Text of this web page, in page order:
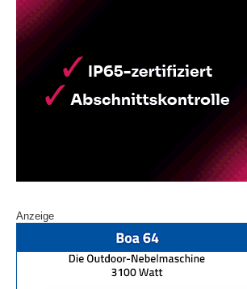
Anzeige